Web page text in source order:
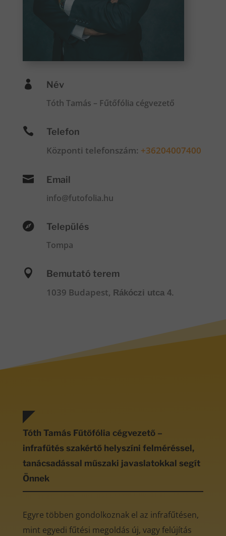
 Név
Tóth Tamás – Fűtőfólia cégvezető
 Telefon
Központi telefonszám: +36204007400
 Email
info@futofolia.hu
 Település
Tompa
 Bemutató terem
1039 Budapest, Rákóczi utca 4.
Tóth Tamás Fűtőfólia cégvezető –
infrafűtés szakértő helyszíni felméréssel,
tanácsadással műszaki javaslatokkal segít
Önnek
Egyre többen gondolkoznak el az infrafűtésen,
mint egyedi fűtési megoldás új, vagy felújítás